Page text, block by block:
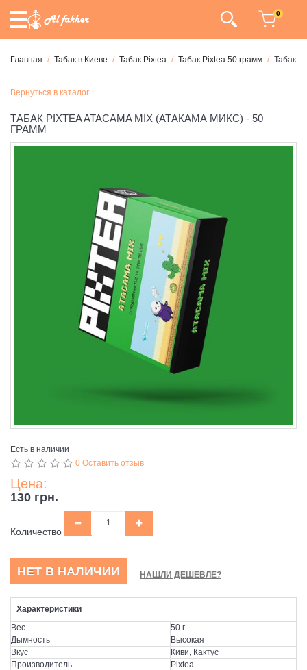
0
Главная Табак в Киеве Табак Pixtea Табак Pixtea 50 грамм Табак
Вернуться в каталог
ТАБАК PIXTEA ATACAMA MIX (АТАКАМА МИКС) - 50
ГРАММ
Есть в наличии
0 Оставить отзыв
Цена:
130 грн.
Количество
НЕТ В НАЛИЧИИ НАШЛИ ДЕШЕВЛЕ?
Характеристики
Вес
50 г
Дымность
Высокая
Вкус
Киви, Кактус
Производитель
Pixtea